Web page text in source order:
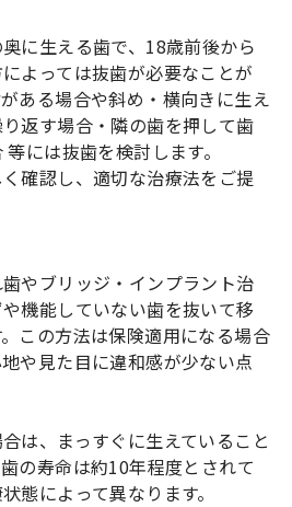
に生える歯で、18歳前後から
よっては抜歯が必要なことが
ある場合や斜め・横向きに生え
返す場合・隣の歯を押して歯
には抜歯を検討します。
確認し、適切な治療法をご提
やブリッジ・インプラント治
機能していない歯を抜いて移
この方法は保険適用になる場合
や見た目に違和感が少ない点
は、まっすぐに生えていること
の寿命は約10年程度とされて
態によって異なります。